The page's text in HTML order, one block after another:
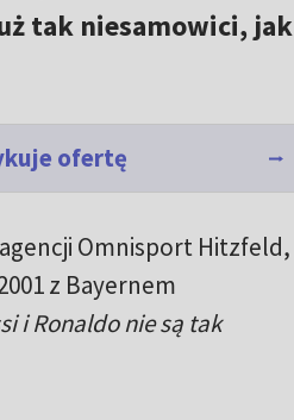
tak niesamowici, jak
ofertę
Omnisport Hitzfeld,
z Bayernem
i Ronaldo nie są tak